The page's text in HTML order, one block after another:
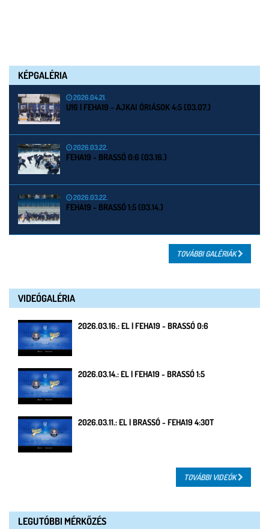
KÉPGALÉRIA
2026.04.21.
U16 | FEHA19 - AJKAI ÓRIÁSOK 4:5 (03.07.)
2026.03.22.
FEHA19 - BRASSÓ 0:6 (03.16.)
2026.03.22.
FEHA19 - BRASSÓ 1:5 (03.14.)
TOVÁBBI GALÉRIÁK
VIDEÓGALÉRIA
2026.03.16.: EL | FEHA19 - BRASSÓ 0:6
2026.03.14.: EL | FEHA19 - BRASSÓ 1:5
2026.03.11.: EL | BRASSÓ - FEHA19 4:3OT
TOVÁBBI VIDEÓK
LEGUTÓBBI MÉRKŐZÉS